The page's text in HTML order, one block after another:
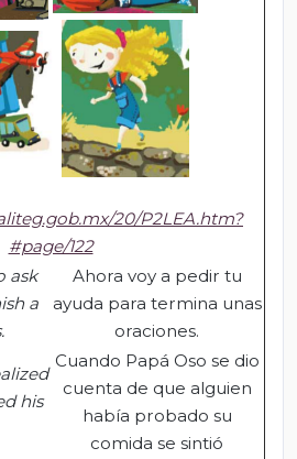
20/P2LEA.htm?
#page/122
ask
a
Ahora voy a pedir tu
ayuda para termina unas
oraciones.
his
Cuando Papá Oso se dio
cuenta de que alguien
había probado su
comida se sintió